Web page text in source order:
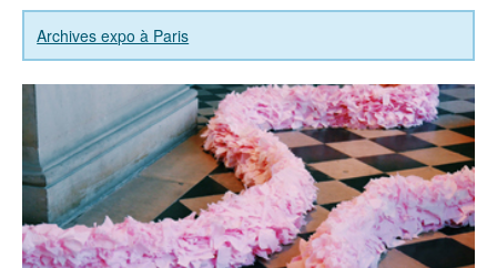
Archives expo à Paris